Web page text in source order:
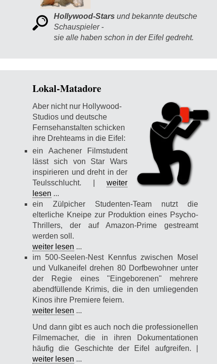
Hollywood-Stars und bekannte deutsche
Schauspieler -
sie alle haben schon in der Eifel gedreht.
Lokal-Matadore
Aber nicht nur Hollywood-
Studios und deutsche
Fernsehanstalten schicken
ihre Drehteams in die Eifel:
ein Aachener Filmstudent
lässt sich von Star Wars
inspirieren und dreht in der
Teulsschlucht. |weiter
lesen ...
ein Zülpicher Studenten-Team nutzt die
elterliche Kneipe zur Produktion eines Psycho-
Thrillers, der auf Amazon-Prime gestreamt
werden soll.
weiter lesen ...
im 500-Seelen-Nest Kennfus zwischen Mosel
und Vulkaneifel drehen 80 Dorfbewohner unter
der Regie eines "Eingeborenen" mehrere
abendfüllende Krimis, die in den umliegenden
Kinos ihre Premiere feiern.
weiter lesen ...
Und dann gibt es auch noch die professionellen
Filmemacher, die in ihren Dokumentationen
häufig die Geschichte der Eifel aufgreifen. |
weiter lesen ...